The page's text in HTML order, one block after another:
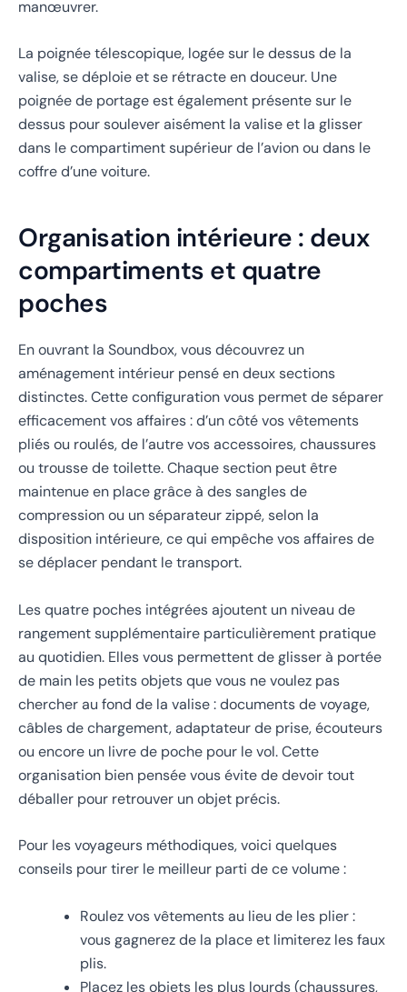
manœuvrer.
La poignée télescopique, logée sur le dessus de la
valise, se déploie et se rétracte en douceur. Une
poignée de portage est également présente sur le
dessus pour soulever aisément la valise et la glisser
dans le compartiment supérieur de l’avion ou dans le
coffre d’une voiture.
Organisation intérieure : deux
compartiments et quatre
poches
En ouvrant la Soundbox, vous découvrez un
aménagement intérieur pensé en deux sections
distinctes. Cette configuration vous permet de séparer
efficacement vos affaires : d’un côté vos vêtements
pliés ou roulés, de l’autre vos accessoires, chaussures
ou trousse de toilette. Chaque section peut être
maintenue en place grâce à des sangles de
compression ou un séparateur zippé, selon la
disposition intérieure, ce qui empêche vos affaires de
se déplacer pendant le transport.
Les quatre poches intégrées ajoutent un niveau de
rangement supplémentaire particulièrement pratique
au quotidien. Elles vous permettent de glisser à portée
de main les petits objets que vous ne voulez pas
chercher au fond de la valise : documents de voyage,
câbles de chargement, adaptateur de prise, écouteurs
ou encore un livre de poche pour le vol. Cette
organisation bien pensée vous évite de devoir tout
déballer pour retrouver un objet précis.
Pour les voyageurs méthodiques, voici quelques
conseils pour tirer le meilleur parti de ce volume :
Roulez vos vêtements au lieu de les plier :
vous gagnerez de la place et limiterez les faux
plis.
Placez les objets les plus lourds (chaussures,